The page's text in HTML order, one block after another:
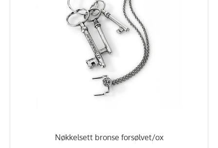
Nøkkelsett bronse forsølvet/ox